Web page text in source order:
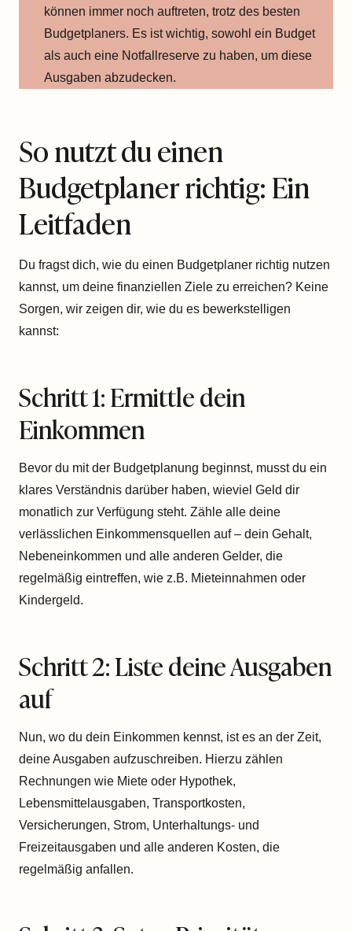
können immer noch auftreten, trotz des besten
Budgetplaners. Es ist wichtig, sowohl ein Budget
als auch eine Notfallreserve zu haben, um diese
Ausgaben abzudecken.
So nutzt du einen
Budgetplaner richtig: Ein
Leitfaden
Du fragst dich, wie du einen Budgetplaner richtig nutzen
kannst, um deine finanziellen Ziele zu erreichen? Keine
Sorgen, wir zeigen dir, wie du es bewerkstelligen
kannst:
Schritt 1: Ermittle dein
Einkommen
Bevor du mit der Budgetplanung beginnst, musst du ein
klares Verständnis darüber haben, wieviel Geld dir
monatlich zur Verfügung steht. Zähle alle deine
verlässlichen Einkommensquellen auf – dein Gehalt,
Nebeneinkommen und alle anderen Gelder, die
regelmäßig eintreffen, wie z.B. Mieteinnahmen oder
Kindergeld.
Schritt 2: Liste deine Ausgaben
auf
Nun, wo du dein Einkommen kennst, ist es an der Zeit,
deine Ausgaben aufzuschreiben. Hierzu zählen
Rechnungen wie Miete oder Hypothek,
Lebensmittelausgaben, Transportkosten,
Versicherungen, Strom, Unterhaltungs- und
Freizeitausgaben und alle anderen Kosten, die
regelmäßig anfallen.